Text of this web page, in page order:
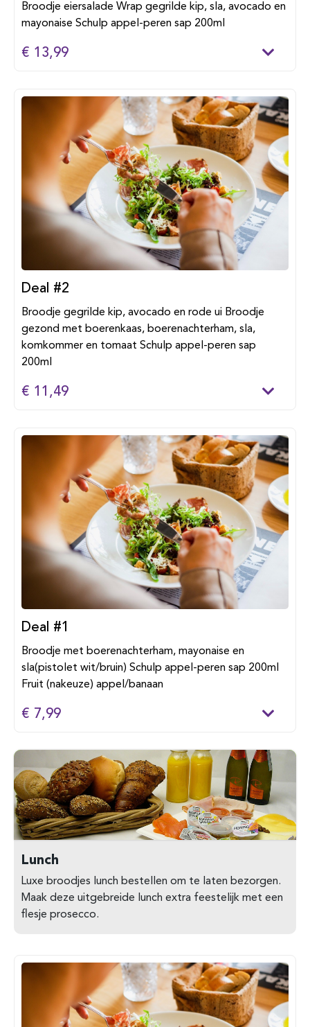
Broodje eiersalade Wrap gegrilde kip, sla, avocado en
mayonaise Schulp appel-peren sap 200ml
€ 13,99
Deal #2
Broodje gegrilde kip, avocado en rode ui Broodje
gezond met boerenkaas, boerenachterham, sla,
komkommer en tomaat Schulp appel-peren sap
200ml
€ 11,49
Deal #1
Broodje met boerenachterham, mayonaise en
sla(pistolet wit/bruin) Schulp appel-peren sap 200ml
Fruit (nakeuze) appel/banaan
€ 7,99
Lunch
Luxe broodjes lunch bestellen om te laten bezorgen.
Maak deze uitgebreide lunch extra feestelijk met een
flesje prosecco.